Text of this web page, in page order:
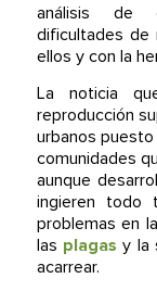
análisis de
dificultades de
ellos y con la
La noticia
reproducción
urbanos
comunidades
aunque
ingieren todo
problemas en
las plagas y la
acarrear.